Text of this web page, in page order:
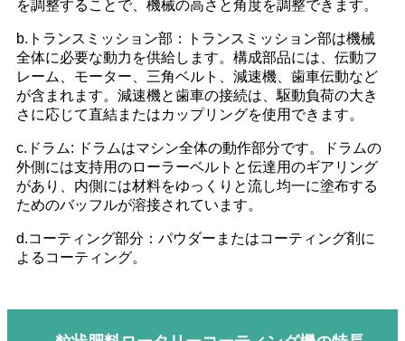
を調整することで、機械の高さと角度を調整できます。
b.トランスミッション部：トランスミッション部は機械
全体に必要な動力を供給します。構成部品には、伝動フ
レーム、モーター、三角ベルト、減速機、歯車伝動など
が含まれます。減速機と歯車の接続は、駆動負荷の大き
さに応じて直結またはカップリングを使用できます。
c.ドラム: ドラムはマシン全体の動作部分です。ドラムの
外側には支持用のローラーベルトと伝達用のギアリング
があり、内側には材料をゆっくりと流し均一に塗布する
ためのバッフルが溶接されています。
d.コーティング部分：パウダーまたはコーティング剤に
よるコーティング。